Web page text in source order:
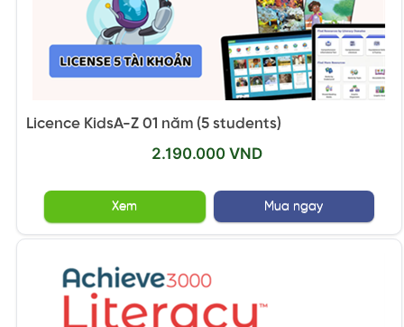
Licence KidsA-Z 01 năm (5 students)
2.190.000 VND
Xem Mua ngay